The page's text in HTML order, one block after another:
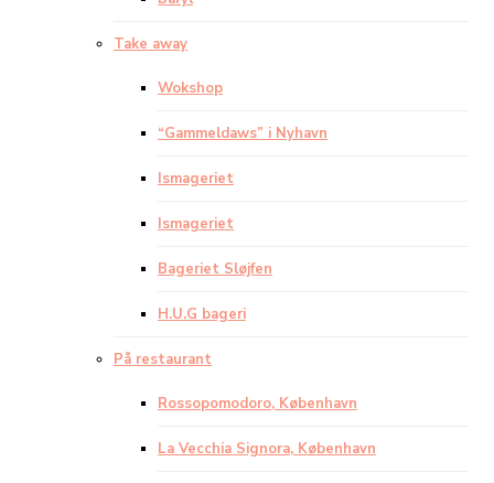
Take away
Wokshop
“Gammeldaws” i Nyhavn
Ismageriet
Ismageriet
Bageriet Sløjfen
H.U.G bageri
På restaurant
Rossopomodoro, København
La Vecchia Signora, København